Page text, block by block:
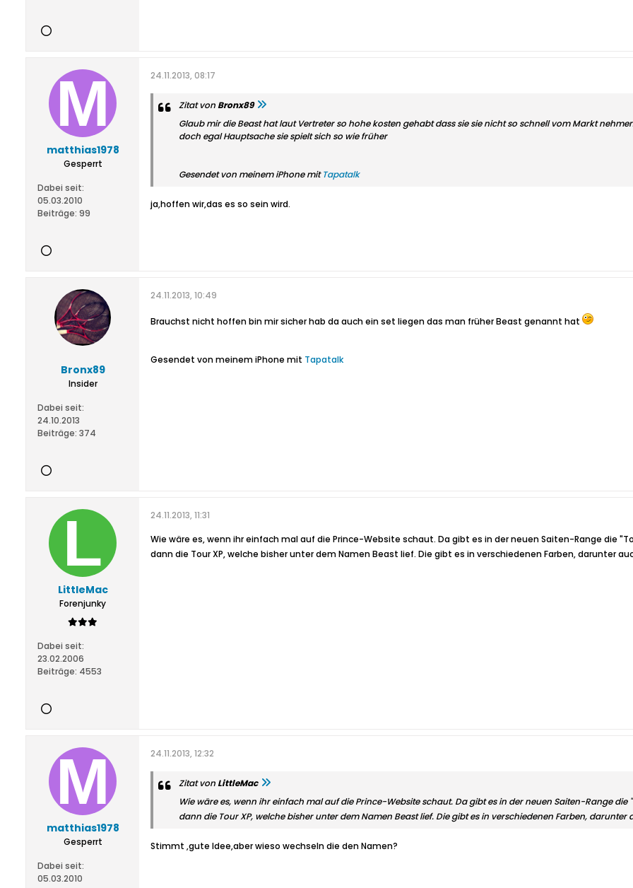
matthias1978
Gesperrt
Dabei seit:
05.03.2010
Beiträge: 99
24.11.2013, 08:17
Zitat vonBronx89
Glaub mir die Beast hat laut Vertreter so hohe kosten gehabt dass sie sie nicht so schnell vom Markt
doch egal Hauptsache sie spielt sich so wie früher
Gesendet von meinem iPhone mitTapatalk
ja,hoffen wir,das es so sein wird.
Bronx89
Insider
Dabei seit:
24.10.2013
Beiträge: 374
24.11.2013, 10:49
Brauchst nicht hoffen bin mir sicher hab da auch ein set liegen das man früher Beast genannt hat
Gesendet von meinem iPhone mit Tapatalk
LittleMac
Forenjunky
Dabei seit:
23.02.2006
Beiträge: 4553
24.11.2013, 11:31
Wie wäre es, wenn ihr einfach mal auf die Prince-Website schaut. Da gibt es in der neuen Saiten-Range die
dann die Tour XP, welche bisher unter dem Namen Beast lief. Die gibt es in verschiedenen Farben, darunter
matthias1978
Gesperrt
Dabei seit:
05.03.2010
24.11.2013, 12:32
Zitat vonLittleMac
Wie wäre es, wenn ihr einfach mal auf die Prince-Website schaut. Da gibt es in der neuen Saiten-Range
dann die Tour XP, welche bisher unter dem Namen Beast lief. Die gibt es in verschiedenen Farben,
Stimmt ,gute Idee,aber wieso wechseln die den Namen?